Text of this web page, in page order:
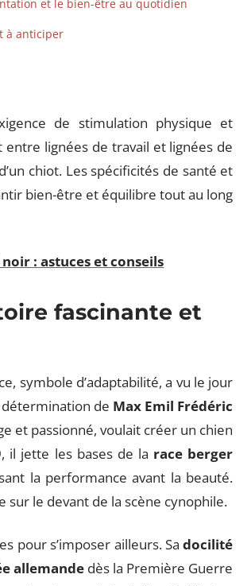
et le bien-être au quotidien
à anticiper
de stimulation physique et
lignées de travail et lignées de
chiot. Les spécificités de santé et
bien-être et équilibre tout au long
: astuces et conseils
fascinante et
symbole d’adaptabilité, a vu le jour
de Max Emil Frédéric
et passionné, voulait créer un chien
il jette les bases de la race berger
la performance avant la beauté.
le devant de la scène cynophile.
pour s’imposer ailleurs. Sadocilité
allemandedès la Première Guerre